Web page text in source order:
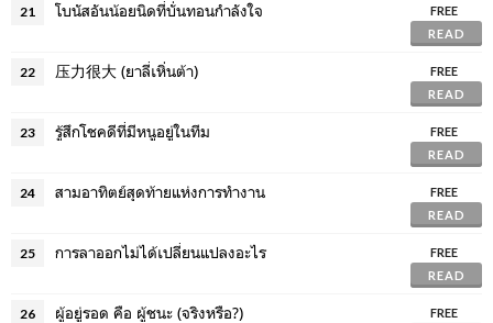
21 โบนัสอันน้อยนิดที่บั่นทอนกำลังใจ
FREE
READ
22 压力很大 (ยาลี่เหิ่นต้า)
FREE
READ
23 รู้สึกโชคดีที่มีหนูอยู่ในทีม
FREE
READ
24 สามอาทิตย์สุดท้ายแห่งการทำงาน
FREE
READ
25 การลาออกไม่ได้เปลี่ยนแปลงอะไร
FREE
READ
26 ผู้อยู่รอด คือ ผู้ชนะ (จริงหรือ?)
FREE